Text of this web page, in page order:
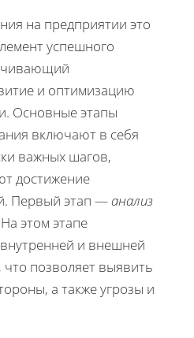
на предприятии это
успешного
и оптимизацию
Основные этапы
включают в себя
важных шагов,
достижение
Первый этап — анализ
этом этапе
и внешней
позволяет выявить
а также угрозы и